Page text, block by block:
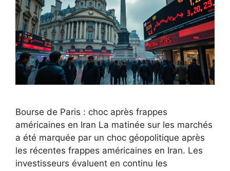
Bourse de Paris : choc après frappes
américaines en Iran La matinée sur les marchés
a été marquée par un choc géopolitique après
les récentes frappes américaines en Iran. Les
investisseurs évaluent en continu les